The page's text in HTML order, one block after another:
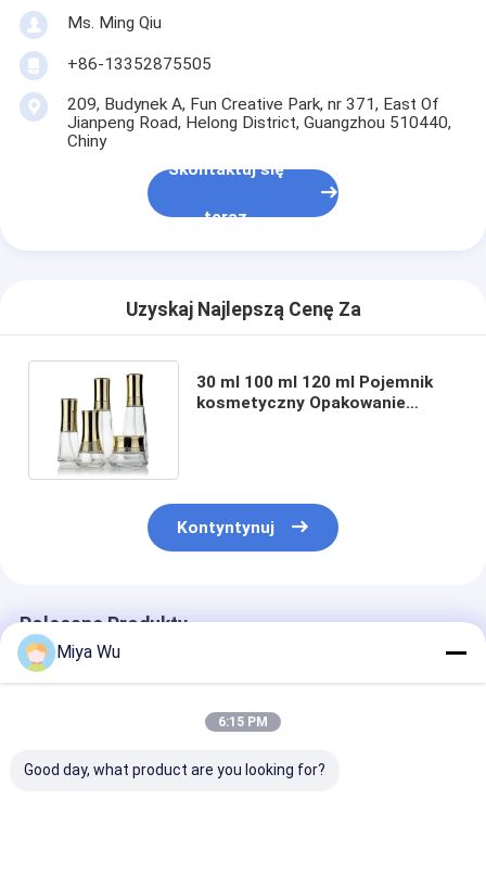
Ms. Ming Qiu
+86-13352875505
209, Budynek A, Fun Creative Park, nr 371, East Of
Jianpeng Road, Helong District, Guangzhou 510440,
Chiny
Skontaktuj się
teraz
Uzyskaj Najlepszą Cenę Za
30 ml 100 ml 120 ml Pojemnik
kosmetyczny Opakowanie
Kontyntynuj
Polecane Produkty
Miya Wu
6:15 PM
Good day, what product are you looking for?